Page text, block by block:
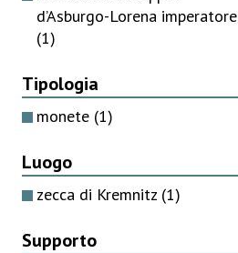
d’Asburgo-Lorena imperatore
(1)
Tipologia
monete (1)
Luogo
zecca di Kremnitz (1)
Supporto